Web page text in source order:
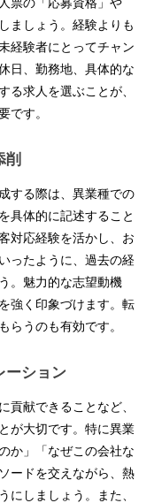
ましょう。経験よりも
経験者にとってチャン
日、勤務地、具体的な
る求人を選ぶことが、
です。
削
する際は、異業種での
具体的に記述すること
対応経験を活かし、お
ったように、過去の経
。魅力的な志望動機
強く印象づけます。転
らうのも有効です。
ーション
貢献できることなど、
が大切です。特に異業
か」「なぜこの会社な
ードを交えながら、熱
にしましょう。また、